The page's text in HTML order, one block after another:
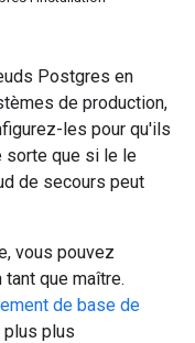
Postgres en
de production,
les pour qu'ils
sorte que si le le
de secours peut
vous pouvez
que maître.
de base de
plus plus